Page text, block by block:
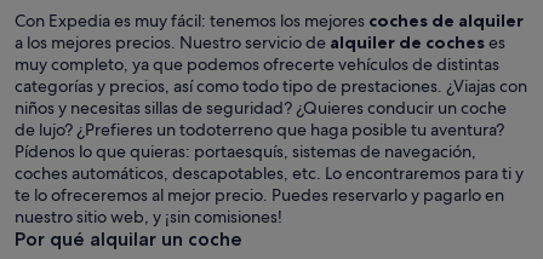
Con Expedia es muy fácil: tenemos los mejores coches de alquiler
a los mejores precios. Nuestro servicio de alquiler de cocheses
muy completo, ya que podemos ofrecerte vehículos de distintas
categorías y precios, así como todo tipo de prestaciones. ¿Viajas con
niños y necesitas sillas de seguridad? ¿Quieres conducir un coche
de lujo? ¿Prefieres un todoterreno que haga posible tu aventura?
Pídenos lo que quieras: portaesquís, sistemas de navegación,
coches automáticos, descapotables, etc. Lo encontraremos para ti y
te lo ofreceremos al mejor precio. Puedes reservarlo y pagarlo en
nuestro sitio web, y ¡sin comisiones!
Por qué alquilar un coche